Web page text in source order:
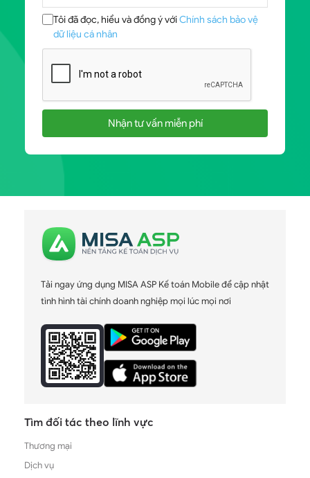
Tôi đã đọc, hiểu và đồng ý vớiChính sách bảo vệ
dữ liệu cá nhân
Nhận tư vấn miễn phí
Tải ngay ứng dụng MISA ASP Kế toán Mobile để cập nhật
tình hình tài chính doanh nghiệp mọi lúc mọi nơi
Tìm đối tác theo lĩnh vực
Thương mại
Dịch vụ